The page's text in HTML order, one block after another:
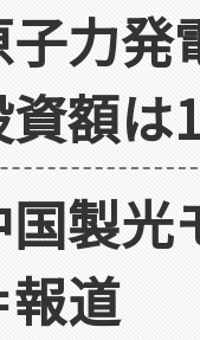
力
額は
製光
道